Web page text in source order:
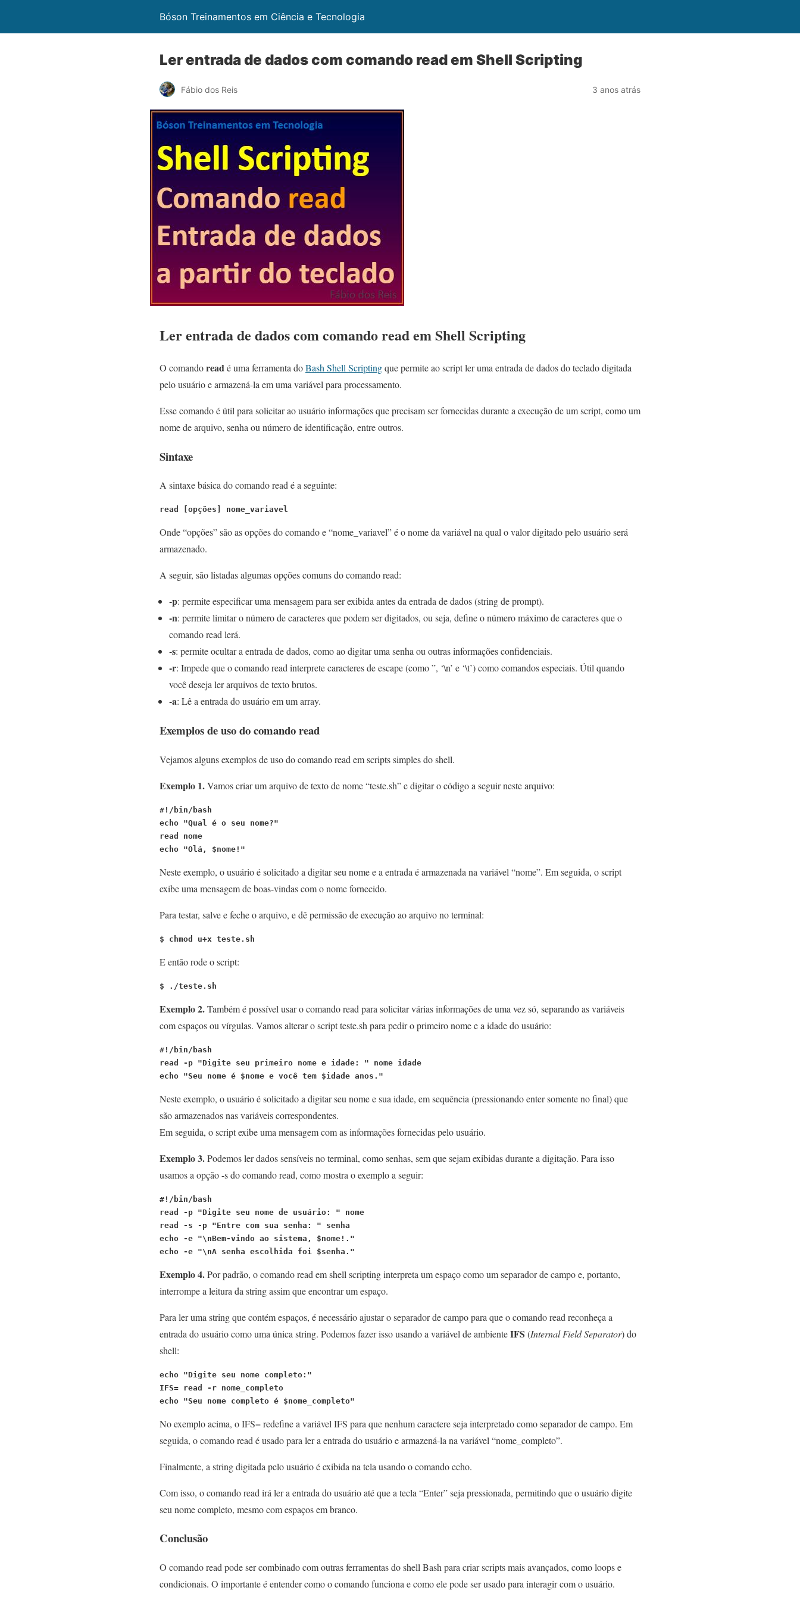
Bóson Treinamentos em Ciência e Tecnologia
Ler entrada de dados com comando read em Shell Scripting
Fábio dos Reis 3 anos atrás
Ler entrada de dados com comando read em Shell Scripting
O comandoreadé uma ferramenta doBash Shell Scriptingque permite ao script ler uma entrada de dados do teclado digitada
pelo usuário e armazená-la em uma variável para processamento.
Esse comando é útil para solicitar ao usuário informações que precisam ser fornecidas durante a execução de um script, como um
nome de arquivo, senha ou número de identificação, entre outros.
Sintaxe
A sintaxe básica do comando read é a seguinte:
read [opções] nome_variavel
Onde “opções” são as opções do comando e “nome_variavel” é o nome da variável na qual o valor digitado pelo usuário será
armazenado.
A seguir, são listadas algumas opções comuns do comando read:
-p: permite especificar uma mensagem para ser exibida antes da entrada de dados (string de prompt).
-n: permite limitar o número de caracteres que podem ser digitados, ou seja, define o número máximo de caracteres que o
comando read lerá.
-s: permite ocultar a entrada de dados, como ao digitar uma senha ou outras informações confidenciais.
-r: Impede que o comando read interprete caracteres de escape (como ”, ‘\n’ e ‘\t’) como comandos especiais. Útil quando
você deseja ler arquivos de texto brutos.
-a: Lê a entrada do usuário em um array.
Exemplos de uso do comando read
Vejamos alguns exemplos de uso do comando read em scripts simples do shell.
Exemplo 1.Vamos criar um arquivo de texto de nome “teste.sh” e digitar o código a seguir neste arquivo:
#!/bin/bash
echo "Qual é o seu nome?"
read nome
echo "Olá, $nome!"
Neste exemplo, o usuário é solicitado a digitar seu nome e a entrada é armazenada na variável “nome”. Em seguida, o script
exibe uma mensagem de boas-vindas com o nome fornecido.
Para testar, salve e feche o arquivo, e dê permissão de execução ao arquivo no terminal:
$ chmod u+x teste.sh
E então rode o script:
$ ./teste.sh
Exemplo 2.Também é possível usar o comando read para solicitar várias informações de uma vez só, separando as variáveis
com espaços ou vírgulas. Vamos alterar o script teste.sh para pedir o primeiro nome e a idade do usuário:
#!/bin/bash
read -p "Digite seu primeiro nome e idade: " nome idade
echo "Seu nome é $nome e você tem $idade anos."
Neste exemplo, o usuário é solicitado a digitar seu nome e sua idade, em sequência (pressionando enter somente no final) que
são armazenados nas variáveis correspondentes.
Em seguida, o script exibe uma mensagem com as informações fornecidas pelo usuário.
Exemplo 3.Podemos ler dados sensíveis no terminal, como senhas, sem que sejam exibidas durante a digitação. Para isso
usamos a opção -s do comando read, como mostra o exemplo a seguir:
#!/bin/bash
read -p "Digite seu nome de usuário: " nome
read -s -p "Entre com sua senha: " senha
echo -e "\nBem-vindo ao sistema, $nome!."
echo -e "\nA senha escolhida foi $senha."
Exemplo 4.Por padrão, o comando read em shell scripting interpreta um espaço como um separador de campo e, portanto,
interrompe a leitura da string assim que encontrar um espaço.
Para ler uma string que contém espaços, é necessário ajustar o separador de campo para que o comando read reconheça a
entrada do usuário como uma única string. Podemos fazer isso usando a variável de ambienteIFS (Internal Field Separator) do
shell:
echo "Digite seu nome completo:"
IFS= read -r nome_completo
echo "Seu nome completo é $nome_completo"
No exemplo acima, o IFS= redefine a variável IFS para que nenhum caractere seja interpretado como separador de campo. Em
seguida, o comando read é usado para ler a entrada do usuário e armazená-la na variável “nome_completo”.
Finalmente, a string digitada pelo usuário é exibida na tela usando o comando echo.
Com isso, o comando read irá ler a entrada do usuário até que a tecla “Enter” seja pressionada, permitindo que o usuário digite
seu nome completo, mesmo com espaços em branco.
Conclusão
O comando read pode ser combinado com outras ferramentas do shell Bash para criar scripts mais avançados, como loops e
condicionais. O importante é entender como o comando funciona e como ele pode ser usado para interagir com o usuário.